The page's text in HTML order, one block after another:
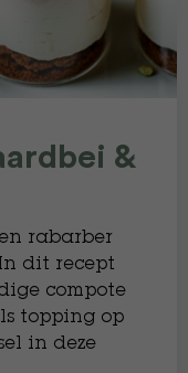
&
rabarber
dit recept
compote
topping op
in deze